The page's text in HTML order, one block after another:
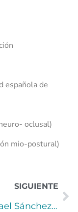
española de
oclusal)
mio-postural)
SIGUIENTE
Dr. Rafael Sánchez de la Peña